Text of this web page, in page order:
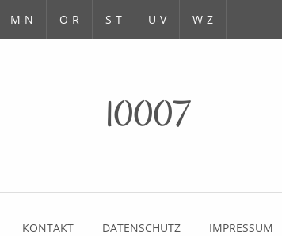
M-N O-R S-T U-V W-Z
10007
KONTAKT DATENSCHUTZ IMPRESSUM